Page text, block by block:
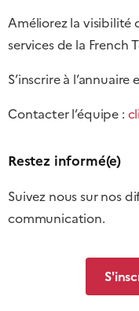
Améliorez la visibilité
services de la French
S’inscrire à
Contacter l’équipe :
Restez informé(e)
Suivez nous sur nos
communication.